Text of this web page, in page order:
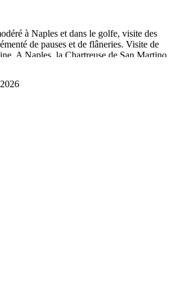
à Naples et dans le golfe, visite des
de pauses et de flâneries. Visite de
A Naples, la Chartreuse de San Martino,